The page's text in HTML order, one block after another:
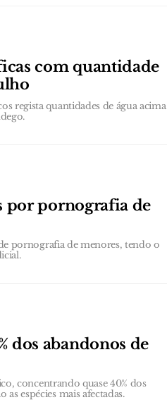
com quantidade
regista quantidades de água acima
por pornografia de
pornografia de menores, tendo o
dos abandonos de
concentrando quase 40% dos
as espécies mais afectadas.